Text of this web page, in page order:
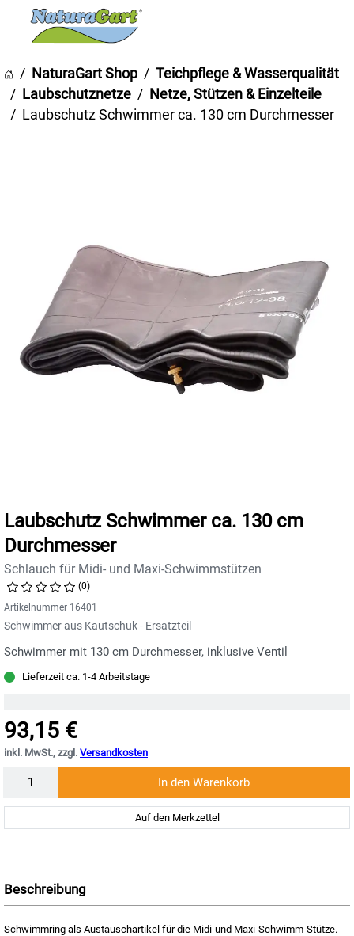
NaturaGart Shop
Teichpflege & Wasserqualität
Laubschutznetze
Netze, Stützen & Einzelteile
Laubschutz Schwimmer ca. 130 cm Durchmesser
Laubschutz Schwimmer ca. 130 cm
Durchmesser
Schlauch für Midi- und Maxi-Schwimmstützen
(0)
Artikelnummer 16401
Schwimmer aus Kautschuk - Ersatzteil
Schwimmer mit 130 cm Durchmesser, inklusive Ventil
Lieferzeit ca. 1-4 Arbeitstage
93,15 €
inkl. MwSt., zzgl. Versandkosten
In den Warenkorb
Auf den Merkzettel
Beschreibung
Schwimmring als Austauschartikel für die Midi-und Maxi-Schwimm-Stütze.